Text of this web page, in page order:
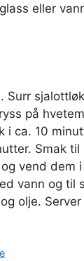
eller
Surr
på
i ca. 10
Smak
vend dem
vann og til
olje.